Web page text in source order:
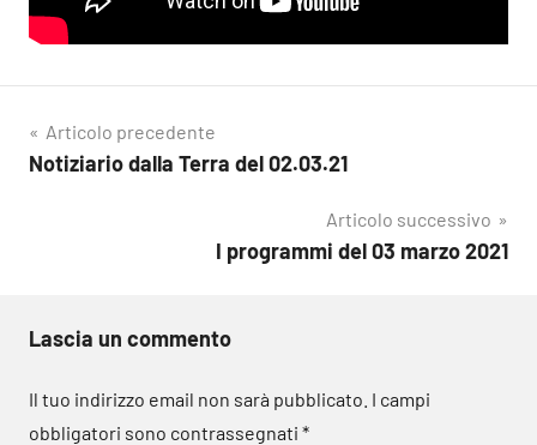
Navigazione
articoli
Articolo precedente
Notiziario dalla Terra del 02.03.21
Articolo successivo
I programmi del 03 marzo 2021
Lascia un commento
Il tuo indirizzo email non sarà pubblicato. I campi
obbligatori sono contrassegnati *